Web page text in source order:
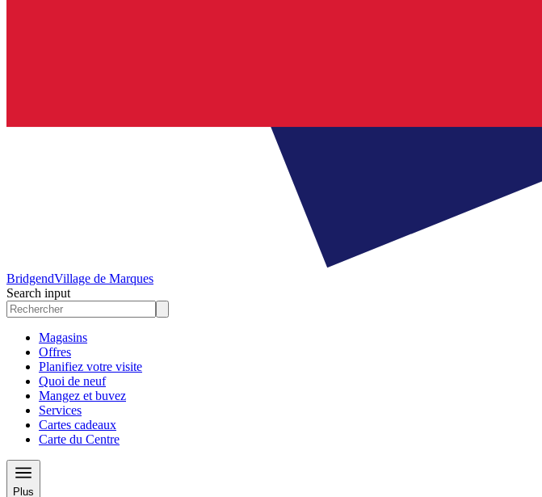
BridgendVillage de Marques
Search input
Magasins
Offres
Planifiez votre visite
Quoi de neuf
Mangez et buvez
Services
Cartes cadeaux
Carte du Centre
Plus